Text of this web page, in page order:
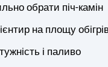
обрати піч-камін
на площу
і паливо